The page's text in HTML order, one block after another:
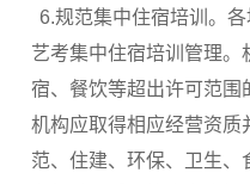
6.规范集中住宿培训。
艺考集中住宿培训管理
宿、餐饮等超出许可范围
机构应取得相应经营资质
范、住建、环保、卫生